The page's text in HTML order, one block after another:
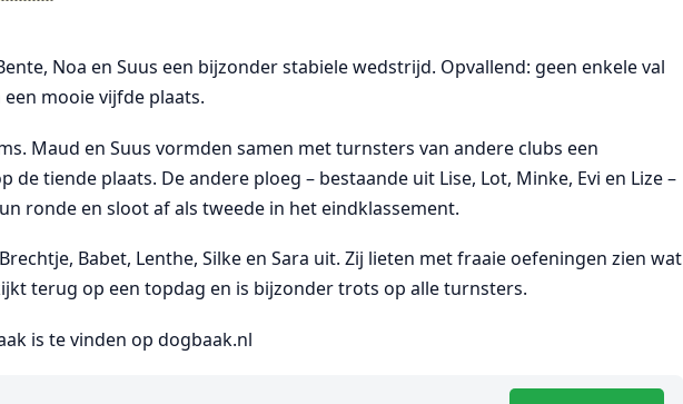
Noa en Suus een bijzonder stabiele wedstrijd. Opvallend: geen enkele val
mooie vijfde plaats.
Maud en Suus vormden samen met turnsters van andere clubs een
de tiende plaats. De andere ploeg – bestaande uit Lise, Lot, Minke, Evi en Lize –
ronde en sloot af als tweede in het eindklassement.
Babet, Lenthe, Silke en Sara uit. Zij lieten met fraaie oefeningen zien wat
terug op een topdag en is bijzonder trots op alle turnsters.
is te vinden op dogbaak.nl